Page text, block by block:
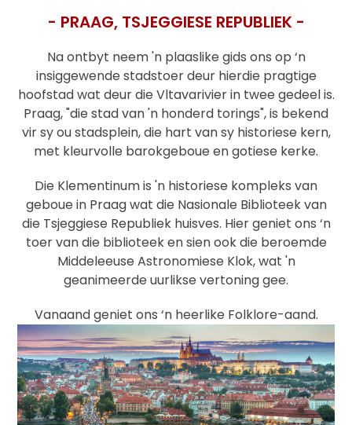
- PRAAG, TSJEGGIESE REPUBLIEK -
Na ontbyt neem 'n plaaslike gids ons op ‘n
insiggewende stadstoer deur hierdie pragtige
hoofstad wat deur die Vltavarivier in twee gedeel is.
Praag, "die stad van 'n honderd torings", is bekend
vir sy ou stadsplein, die hart van sy historiese kern,
met kleurvolle barokgeboue en gotiese kerke.
Die Klementinum is 'n historiese kompleks van
geboue in Praag wat die Nasionale Biblioteek van
die Tsjeggiese Republiek huisves. Hier geniet ons ‘n
toer van die biblioteek en sien ook die beroemde
Middeleeuse Astronomiese Klok, wat 'n
geanimeerde uurlikse vertoning gee.
Vanaand geniet ons ‘n heerlike Folklore-aand.